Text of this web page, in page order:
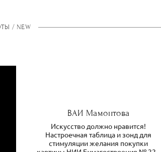
/ NEW
ВАИ Мамонтова
Искусство должно нравится!
Настроечная таблица и зонд для
стимуляции желания покупки